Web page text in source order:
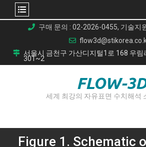
content
구매 문의 : 02-2026-0455, 기술지
서울시 금천구 가산디지털1로 168 우림
301~2
FLOW-
세계 최강의 자유표면 수치해석
Figure 1. Schematic